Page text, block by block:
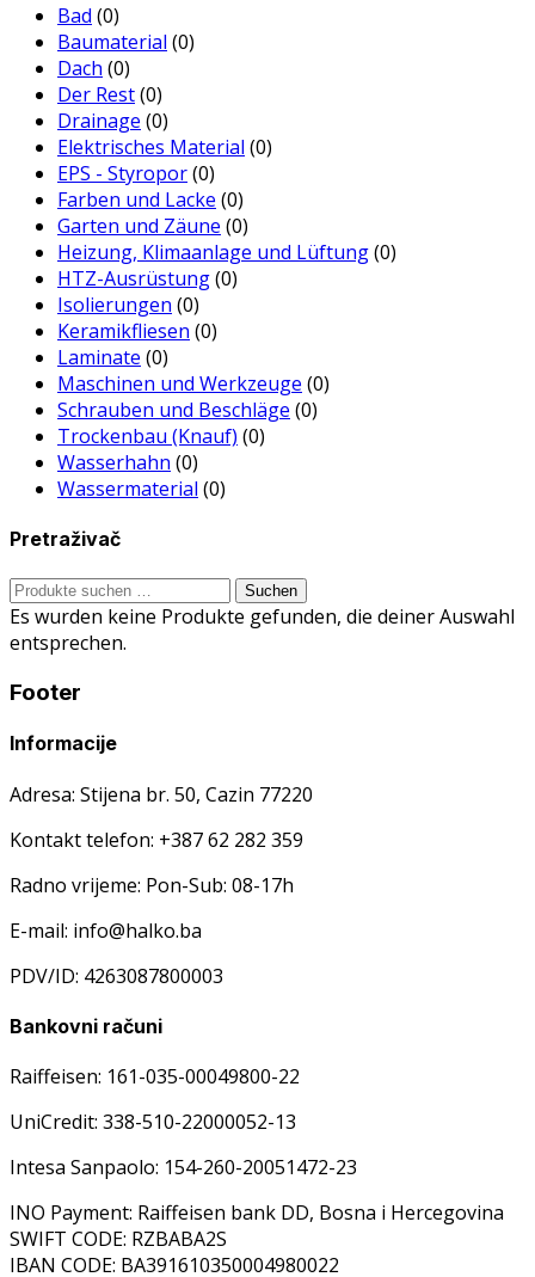
Bad (0)
Baumaterial (0)
Dach (0)
Der Rest(0)
Drainage (0)
Elektrisches Material (0)
EPS - Styropor(0)
Farben und Lacke (0)
Garten und Zäune (0)
Heizung, Klimaanlage und Lüftung(0)
HTZ-Ausrüstung(0)
Isolierungen (0)
Keramikfliesen (0)
Laminate (0)
Maschinen und Werkzeuge (0)
Schrauben und Beschläge (0)
Trockenbau (Knauf) (0)
Wasserhahn (0)
Wassermaterial (0)
Pretraživač
Suche
nach:
Suchen
Es wurden keine Produkte gefunden, die deiner Auswahl
entsprechen.
Footer
Informacije
Adresa: Stijena br. 50, Cazin 77220
Kontakt telefon: +387 62 282 359
Radno vrijeme: Pon-Sub: 08-17h
E-mail: info@halko.ba
PDV/ID: 4263087800003
Bankovni računi
Raiffeisen: 161-035-00049800-22
UniCredit: 338-510-22000052-13
Intesa Sanpaolo: 154-260-20051472-23
INO Payment: Raiffeisen bank DD, Bosna i Hercegovina
SWIFT CODE: RZBABA2S
IBAN CODE: BA391610350004980022